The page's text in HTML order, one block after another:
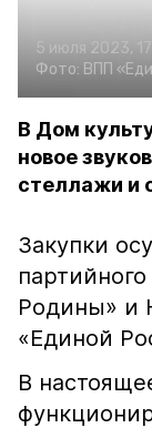
5 июля 2023,
Фото: ВПП
В Дом
новое
стеллажи и
Закупки
Родины» и
«Единой
В